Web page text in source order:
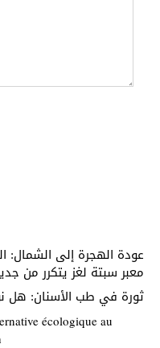
عودة الهجرة إلى الشمال:
معبر سبتة لغز يتكرر من
ثورة في طب الأسنان: هل
écologique au